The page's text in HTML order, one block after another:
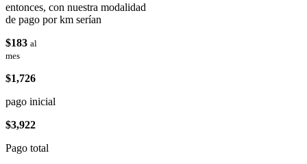
entonces, con nuestra modalidad
de pago por km serían
$183 al
mes
$1,726
pago inicial
$3,922
Pago total